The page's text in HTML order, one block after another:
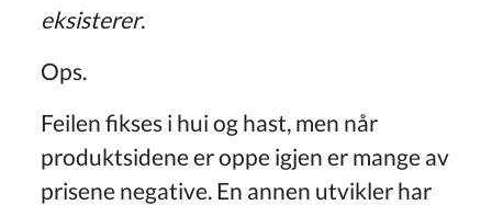
eksisterer.
Ops.
Feilen fikses i hui og hast, men når
produktsidene er oppe igjen er mange av
prisene negative. En annen utvikler har